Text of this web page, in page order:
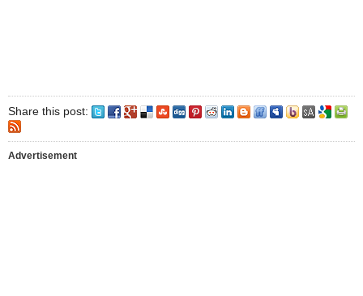
Share this post:
Advertisement